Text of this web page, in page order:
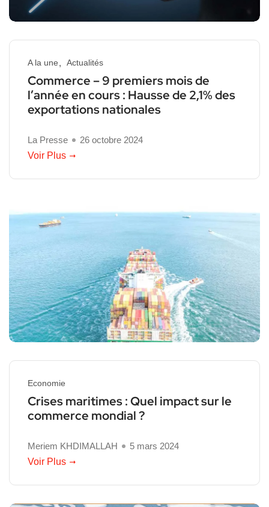
A la une Actualités
Commerce – 9 premiers mois de
l’année en cours : Hausse de 2,1% des
exportations nationales
La Presse
26 octobre 2024
Voir Plus
Economie
Crises maritimes : Quel impact sur le
commerce mondial ?
Meriem KHDIMALLAH
5 mars 2024
Voir Plus